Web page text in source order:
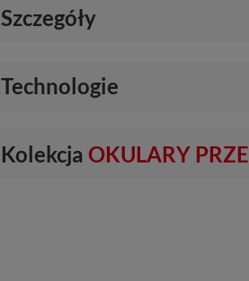
Szczegóły
Technologie
Kolekcja OKULARY